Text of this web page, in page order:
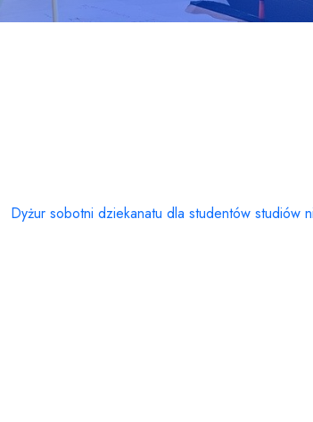
Dyżur sobotni dziekanatu dla studentów studiów